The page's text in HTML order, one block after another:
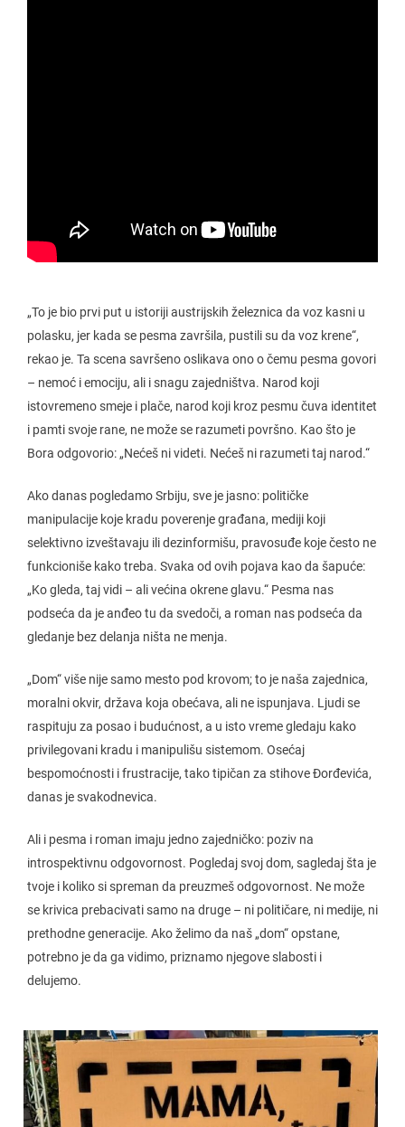
„To je bio prvi put u istoriji austrijskih železnica da voz kasni u
polasku, jer kada se pesma završila, pustili su da voz krene“,
rekao je. Ta scena savršeno oslikava ono o čemu pesma govori
– nemoć i emociju, ali i snagu zajedništva. Narod koji
istovremeno smeje i plače, narod koji kroz pesmu čuva identitet
i pamti svoje rane, ne može se razumeti površno. Kao što je
Bora odgovorio: „Nećeš ni videti. Nećeš ni razumeti taj narod.“
Ako danas pogledamo Srbiju, sve je jasno: političke
manipulacije koje kradu poverenje građana, mediji koji
selektivno izveštavaju ili dezinformišu, pravosuđe koje često ne
funkcioniše kako treba. Svaka od ovih pojava kao da šapuće:
„Ko gleda, taj vidi – ali većina okrene glavu.“ Pesma nas
podseća da je anđeo tu da svedoči, a roman nas podseća da
gledanje bez delanja ništa ne menja.
„Dom“ više nije samo mesto pod krovom; to je naša zajednica,
moralni okvir, država koja obećava, ali ne ispunjava. Ljudi se
raspituju za posao i budućnost, a u isto vreme gledaju kako
privilegovani kradu i manipulišu sistemom. Osećaj
bespomoćnosti i frustracije, tako tipičan za stihove Đorđevića,
danas je svakodnevica.
Ali i pesma i roman imaju jedno zajedničko: poziv na
introspektivnu odgovornost. Pogledaj svoj dom, sagledaj šta je
tvoje i koliko si spreman da preuzmeš odgovornost. Ne može
se krivica prebacivati samo na druge – ni političare, ni medije, ni
prethodne generacije. Ako želimo da naš „dom“ opstane,
potrebno je da ga vidimo, priznamo njegove slabosti i
delujemo.